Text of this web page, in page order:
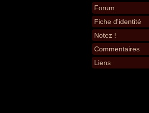
Forum
Fiche d'identité
Notez !
Commentaires
Liens